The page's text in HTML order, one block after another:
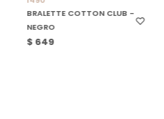
BRALETTE COTTON CLUB -
NEGRO
$ 649